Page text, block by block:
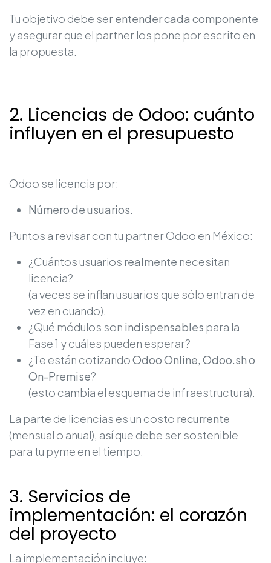
Tu objetivo debe serentender cada componente
y asegurar que el partner los pone por escrito en
la propuesta.
2. Licencias de Odoo: cuánto
influyen en el presupuesto
Odoo se licencia por:
Número de usuarios.
Puntos a revisar con tu partner Odoo en México:
¿Cuántos usuarios realmente necesitan
licencia?
(a veces se inflan usuarios que sólo entran de
vez en cuando).
¿Qué módulos son indispensables para la
Fase 1 y cuáles pueden esperar?
¿Te están cotizandoOdoo Online, Odoo.sh o
On-Premise?
(esto cambia el esquema de infraestructura).
La parte de licencias es un costo recurrente
(mensual o anual), así que debe ser sostenible
para tu pyme en el tiempo.
3. Servicios de
implementación: el corazón
del proyecto
La implementación incluye: